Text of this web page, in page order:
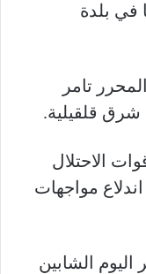
في بلدة
تامر
قلقيلية.
الاحتلال
مواجهات
الشابين